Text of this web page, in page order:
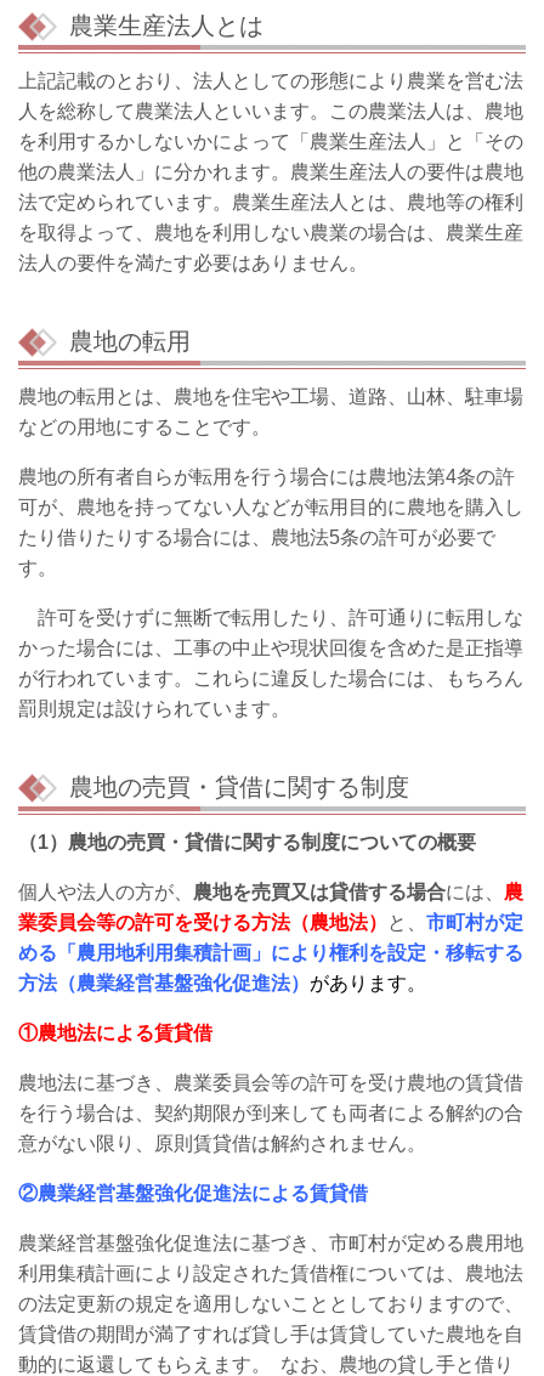
農業生産法人とは
上記記載のとおり、法人としての形態により農業を営む法
人を総称して農業法人といいます。この農業法人は、農地
を利用するかしないかによって「農業生産法人」と「その
他の農業法人」に分かれます。農業生産法人の要件は農地
法で定められています。農業生産法人とは、農地等の権利
を取得よって、農地を利用しない農業の場合は、農業生産
法人の要件を満たす必要はありません。
農地の転用
農地の転用とは、農地を住宅や工場、道路、山林、駐車場
などの用地にすることです。
農地の所有者自らが転用を行う場合には農地法第4条の許
可が、農地を持ってない人などが転用目的に農地を購入し
たり借りたりする場合には、農地法5条の許可が必要で
す。
許可を受けずに無断で転用したり、許可通りに転用しな
かった場合には、工事の中止や現状回復を含めた是正指導
が行われています。これらに違反した場合には、もちろん
罰則規定は設けられています。
農地の売買・貸借に関する制度
（1）農地の売買・貸借に関する制度についての概要
個人や法人の方が、 農地を売買又は貸借する場合には、 農
業委員会等の許可を受ける方法（農地法） と、 市町村が定
める「農用地利用集積計画」により権利を設定・移転する
方法（農業経営基盤強化促進法） があります。
①農地法による賃貸借
農地法に基づき、農業委員会等の許可を受け農地の賃貸借
を行う場合は、契約期限が到来しても両者による解約の合
意がない限り、原則賃貸借は解約されません。
②農業経営基盤強化促進法による賃貸借
農業経営基盤強化促進法に基づき、市町村が定める農用地
利用集積計画により設定された賃借権については、農地法
の法定更新の規定を適用しないこととしておりますので、
賃貸借の期間が満了すれば貸し手は賃貸していた農地を自
動的に返還してもらえます。 なお、農地の貸し手と借り